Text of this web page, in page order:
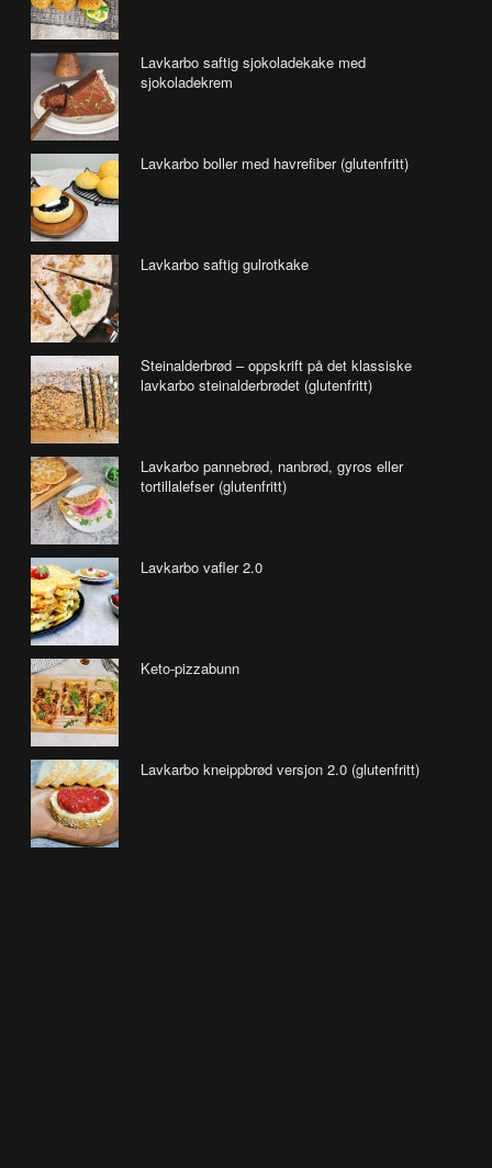
Lavkarbo saftig sjokoladekake med
sjokoladekrem
Lavkarbo boller med havrefiber (glutenfritt)
Lavkarbo saftig gulrotkake
Steinalderbrød – oppskrift på det klassiske
lavkarbo steinalderbrødet (glutenfritt)
Lavkarbo pannebrød, nanbrød, gyros eller
tortillalefser (glutenfritt)
Lavkarbo vafler 2.0
Keto-pizzabunn
Lavkarbo kneippbrød versjon 2.0 (glutenfritt)